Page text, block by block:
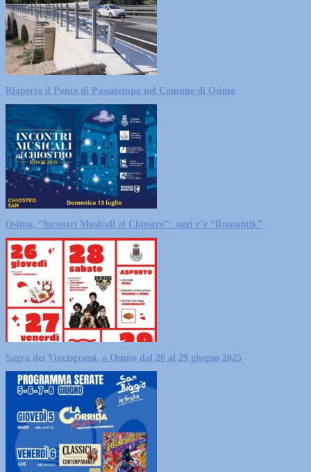
Riaperto il Ponte di Passatempo nel Comune di Osimo
Osimo, “Incontri Musicali al Chiostro”: oggi c’è “Romantik”
Sagra dei Vincisgrassi, a Osimo dal 26 al 29 giugno 2025